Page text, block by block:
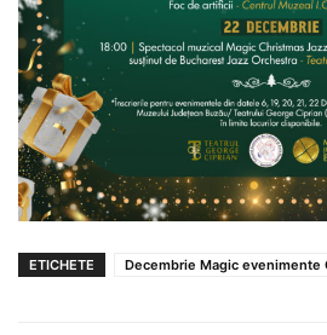
ETICHETE Decembrie Magic evenimente